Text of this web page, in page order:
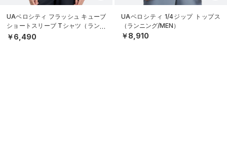
UAベロシティ フラッシュ キューブ
ショートスリーブ Tシャツ（ランニ
ング/MEN）
￥6,490
UAベロシティ 1/4ジップ トップス
（ランニング/MEN）
￥8,910